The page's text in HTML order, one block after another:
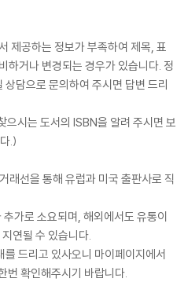
제공하는 정보가 부족하여 제목, 표
하거나 변경되는 경우가 있습니다. 정
담으로 문의하여 주시면 답변 드리
으시는 도서의 ISBN을 알려 주시면 보
.)
래선을 통해 유럽과 미국 출판사로 직
가로 소요되며, 해외에서도 유통이
연될 수 있습니다.
드리고 있사오니 마이페이지에서
번 확인해주시기 바랍니다.